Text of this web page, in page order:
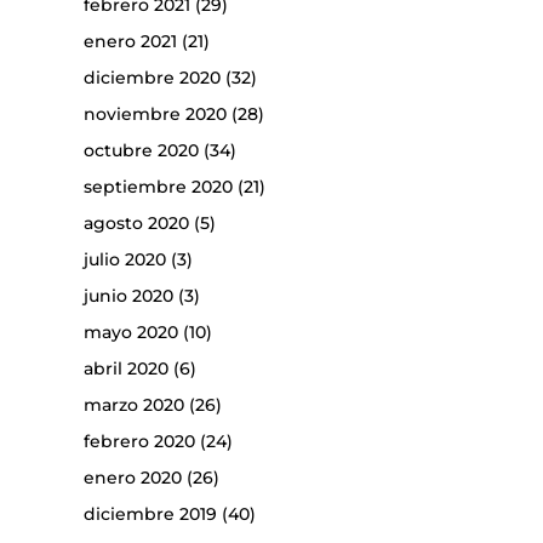
febrero 2021 (29)
enero 2021 (21)
diciembre 2020(32)
noviembre 2020(28)
octubre 2020(34)
septiembre 2020(21)
agosto 2020(5)
julio 2020(3)
junio 2020(3)
mayo 2020(10)
abril 2020(6)
marzo 2020(26)
febrero 2020(24)
enero 2020(26)
diciembre 2019 (40)